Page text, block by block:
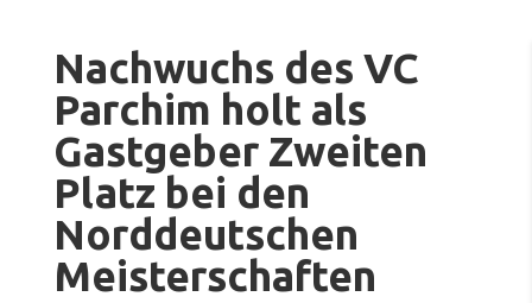
Nachwuchs des VC
Parchim holt als
Gastgeber Zweiten
Platz bei den
Norddeutschen
Meisterschaften